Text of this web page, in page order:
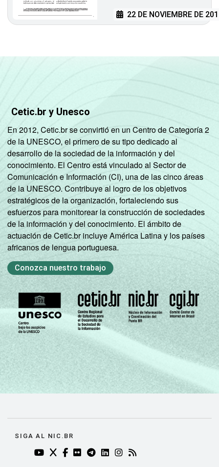
22 DE NOVIEMBRE DE
Cetic.br y Unesco
En 2012, Cetic.br se convirtió en un Centro de Categoría 2
de la UNESCO, el primero de su tipo dedicado al
desarrollo de la sociedad de la información y del
conocimiento. El Centro está vinculado al Sector de
Comunicación e Información (CI), una de las cinco áreas
de la UNESCO. Contribuye al logro de los objetivos
estratégicos de la organización, fortaleciendo sus
esfuerzos para monitorear la construcción de sociedades
de la información y del conocimiento. El ámbito de
actuación de Cetic.br incluye América Latina y los países
africanos de lengua portuguesa.
Conozca nuestro trabajo
SIGA AL NIC.BR
YOUTUBE DO NIC.BR (ABRE EM NOVA ABA)
TWITTER DO NIC.BR (ABRE EM NOVA ABA)
FACEBOOK DO NIC.BR (ABRE EM NOVA
FLICKR DO NIC.BR (ABRE EM NOVA
TELEGRAM DO NIC.BR (ABRE EM
LINKEDIN DO NIC.BR (ABRE
INSTAGRAM DO NIC.BR
RSS DO NIC.BR (ABRE